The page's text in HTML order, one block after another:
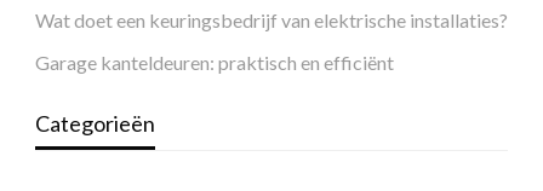
Wat doet een keuringsbedrijf van elektrische installaties?
Garage kanteldeuren: praktisch en efficiënt
Categorieën